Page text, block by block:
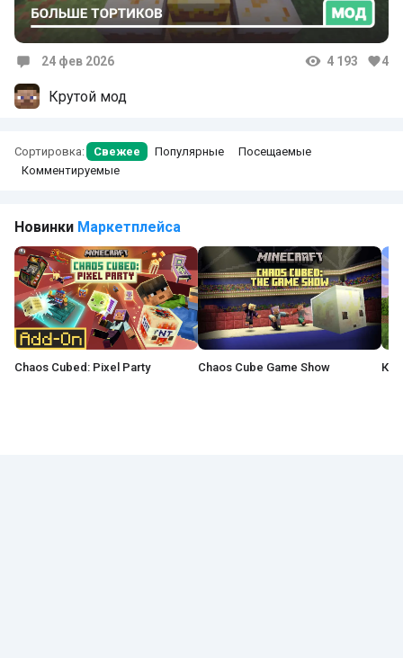
24 фев 2026 4 193 4
Крутой мод
Сортировка: Свежее Популярные
Посещаемые
Комментируемые
Новинки Маркетплейса
Chaos Cubed: Pixel Party Chaos Cube Game Show